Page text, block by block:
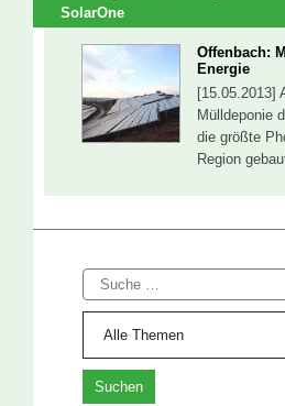
SolarOne
Offenbach:
Energie
[15.05.2013]
Mülldeponie
die größte
Region
Suche